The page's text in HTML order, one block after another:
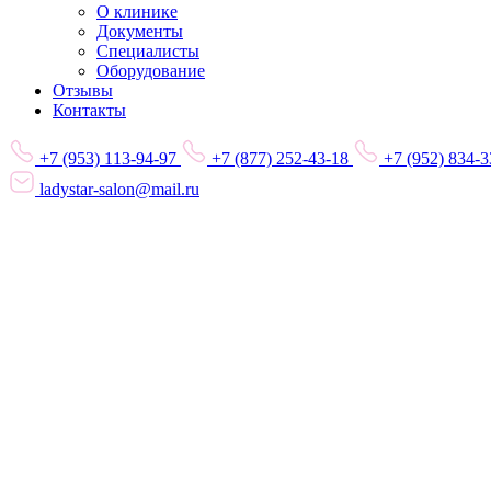
О клинике
Документы
Специалисты
Оборудование
Отзывы
Контакты
+7 (953) 113-94-97 +7 (877) 252-43-18
+7 (952) 834-
ladystar-salon@mail.ru